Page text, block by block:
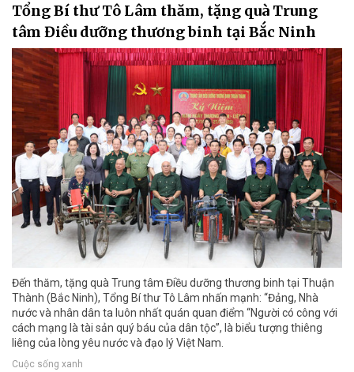
Tổng Bí thư Tô Lâm thăm, tặng quà Trung
tâm Điều dưỡng thương binh tại Bắc Ninh
Đến thăm, tặng quà Trung tâm Điều dưỡng thương binh tại Thuận
Thành (Bắc Ninh), Tổng Bí thư Tô Lâm nhấn mạnh: “Đảng, Nhà
nước và nhân dân ta luôn nhất quán quan điểm “Người có công với
cách mạng là tài sản quý báu của dân tộc”, là biểu tượng thiêng
liêng của lòng yêu nước và đạo lý Việt Nam.
Cuộc sống xanh